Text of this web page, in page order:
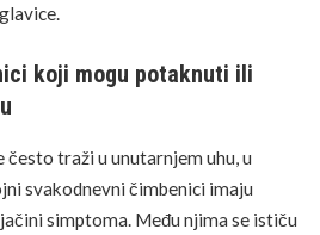
koji mogu potaknuti ili
traži u unutarnjem uhu, u
svakodnevni čimbenici imaju
simptoma. Među njima se ističu